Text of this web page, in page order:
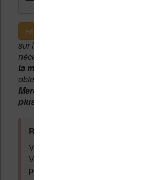
Envoyer le message
Si c'est votre
sur le forum, une
nécessaire. A l'avenir vous devrez
la même adresse email
obtenir une validation instantannée.
Merci de patienter, votre message
plusieurs heures avant
Règles du forum à respecter
Vous ne devez pas écrire n'importe
Vous devez respecter les
posent des questions et laissent des